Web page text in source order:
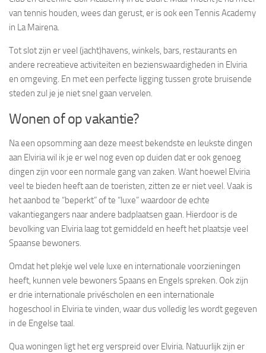
van tennis houden, wees dan gerust, er is ook een Tennis Academy
in La Mairena.
Tot slot zijn er veel (jacht)havens, winkels, bars, restaurants en
andere recreatieve activiteiten en bezienswaardigheden in Elviria
en omgeving. En met een perfecte ligging tussen grote bruisende
steden zul je je niet snel gaan vervelen.
Wonen of op vakantie?
Na een opsomming aan deze meest bekendste en leukste dingen
aan Elviria wil ik je er wel nog even op duiden dat er ook genoeg
dingen zijn voor een normale gang van zaken. Want hoewel Elviria
veel te bieden heeft aan de toeristen, zitten ze er niet veel. Vaak is
het aanbod te “beperkt” of te “luxe” waardoor de echte
vakantiegangers naar andere badplaatsen gaan. Hierdoor is de
bevolking van Elviria laag tot gemiddeld en heeft het plaatsje veel
Spaanse bewoners.
Omdat het plekje wel vele luxe en internationale voorzieningen
heeft, kunnen vele bewoners Spaans en Engels spreken. Ook zijn
er drie internationale privéscholen en een internationale
hogeschool in Elviria te vinden, waar dus volledig les wordt gegeven
in de Engelse taal.
Qua woningen ligt het erg verspreid over Elviria. Natuurlijk zijn er